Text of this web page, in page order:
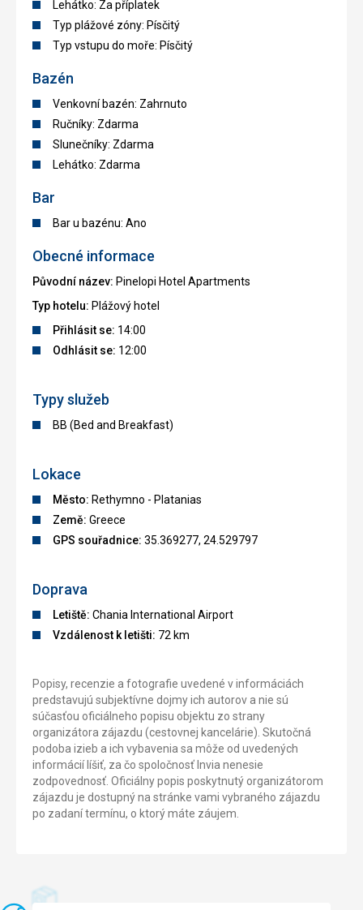
Lehátko: Za příplatek
Typ plážové zóny: Písčitý
Typ vstupu do moře: Písčitý
Bazén
Venkovní bazén: Zahrnuto
Ručníky: Zdarma
Slunečníky: Zdarma
Lehátko: Zdarma
Bar
Bar u bazénu: Ano
Obecné informace
Původní název: Pinelopi Hotel Apartments
Typ hotelu: Plážový hotel
Přihlásit se: 14:00
Odhlásit se: 12:00
Typy služeb
BB (Bed and Breakfast)
Lokace
Město: Rethymno - Platanias
Země: Greece
GPS souřadnice: 35.369277, 24.529797
Doprava
Letiště: Chania International Airport
Vzdálenost k letišti: 72 km
Popisy, recenzie a fotografie uvedené v informáciách
predstavujú subjektívne dojmy ich autorov a nie sú
súčasťou oficiálneho popisu objektu zo strany
organizátora zájazdu (cestovnej kancelárie). Skutočná
podoba izieb a ich vybavenia sa môže od uvedených
informácií líšiť, za čo spoločnosť Invia nenesie
zodpovednosť. Oficiálny popis poskytnutý organizátorom
zájazdu je dostupný na stránke vami vybraného zájazdu
po zadaní termínu, o ktorý máte záujem.